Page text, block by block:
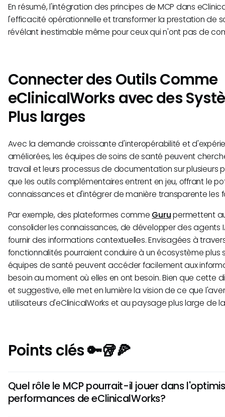
En résumé, l'intégration des principes de MCP dans
l'efficacité opérationnelle et transformer la prestation de
révélant inestimable même pour ceux qui n'ont pas de
Connecter des Outils Comme
eClinicalWorks avec des
Plus larges
Avec la demande croissante d'interopérabilité et
améliorées, les équipes de soins de santé peuvent
travail et leurs processus de documentation sur plusieurs
que les outils complémentaires entrent en jeu, offrant le
connaissances et d'intégrer de manière transparente les
Par exemple, des plateformes comme Gurupermettent
consolider les connaissances, de développer des agents
fournir des informations contextuelles. Envisagées à
fonctionnalités pourraient conduire à un écosystème plus
équipes de santé peuvent accéder facilement aux
besoin au moment où elles en ont besoin. Bien que cette
et suggestive, elle met en lumière la vision de ce que
utilisateurs d'eClinicalWorks et au paysage plus large de
Points clés 🔑🥡🍕
Quel rôle le MCP pourrait-il jouer dans
performances de eClinicalWorks?